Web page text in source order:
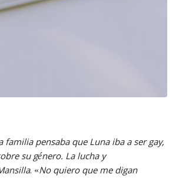
pensaba que Luna iba a ser gay,
su género. La lucha y
. «No quiero que me digan